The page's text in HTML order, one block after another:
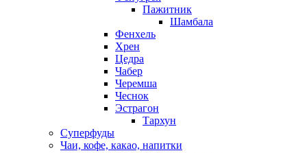
Пажитник
Шамбала
Фенхель
Хрен
Цедра
Чабер
Черемша
Чеснок
Эстрагон
Тархун
Суперфуды
Чаи, кофе, какао, напитки